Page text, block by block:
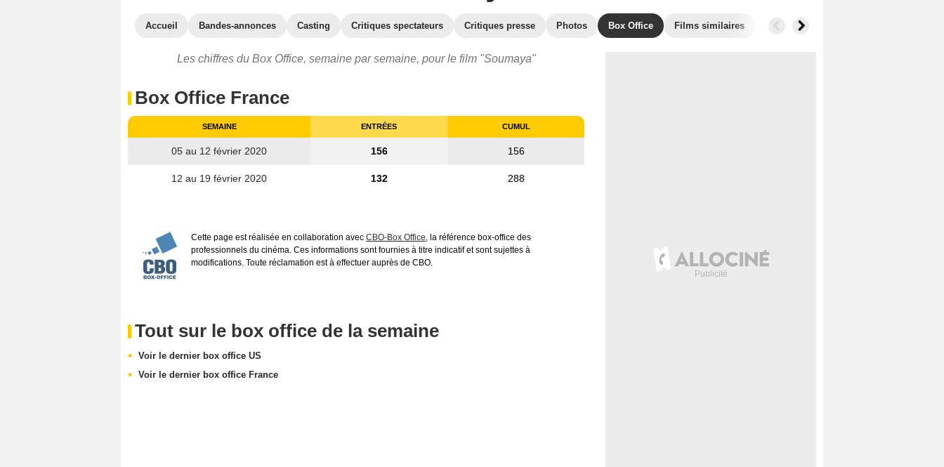
Accueil Bandes-annonces Casting Critiques spectateurs Critiques presse Photos Box Office Films similaires
Les chiffres du Box Office, semaine par semaine, pour le film "Soumaya"
Box Office France
SEMAINE ENTRÉES CUMUL
05 au 12 février 2020 156 156
12 au 19 février 2020 132 288
Cette page est réalisée en collaboration avec CBO-Box Office, la référence box-office des
professionnels du cinéma. Ces informations sont fournies à titre indicatif et sont sujettes à
modifications. Toute réclamation est à effectuer auprès de CBO.
Tout sur le box office de la semaine
Voir le dernier box office US
Voir le dernier box office France